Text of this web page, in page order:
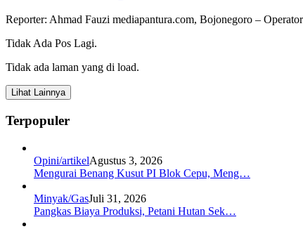
Reporter: Ahmad Fauzi mediapantura.com, Bojonegoro –
Tidak Ada Pos Lagi.
Tidak ada laman yang di load.
Lihat Lainnya
Terpopuler
Opini/artikelAgustus 3, 2026
Mengurai Benang Kusut PI Blok Cepu, Meng…
Minyak/GasJuli 31, 2026
Pangkas Biaya Produksi, Petani Hutan Sek…